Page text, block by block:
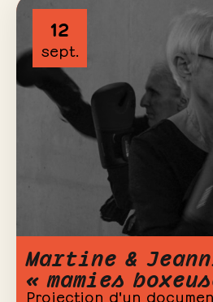
12
sept.
Martine &
« mamies
Projection d'un